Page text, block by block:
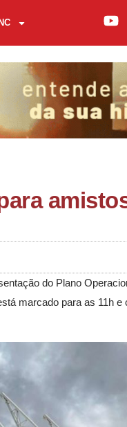
do Plano
marcado para as 11h e